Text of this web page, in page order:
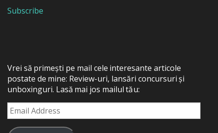
Subscribe
Vrei să primești pe mail cele interesante articole
postate de mine: Review-uri, lansări concursuri și
unboxinguri. Lasă mai jos mailul tău:
Email
Address